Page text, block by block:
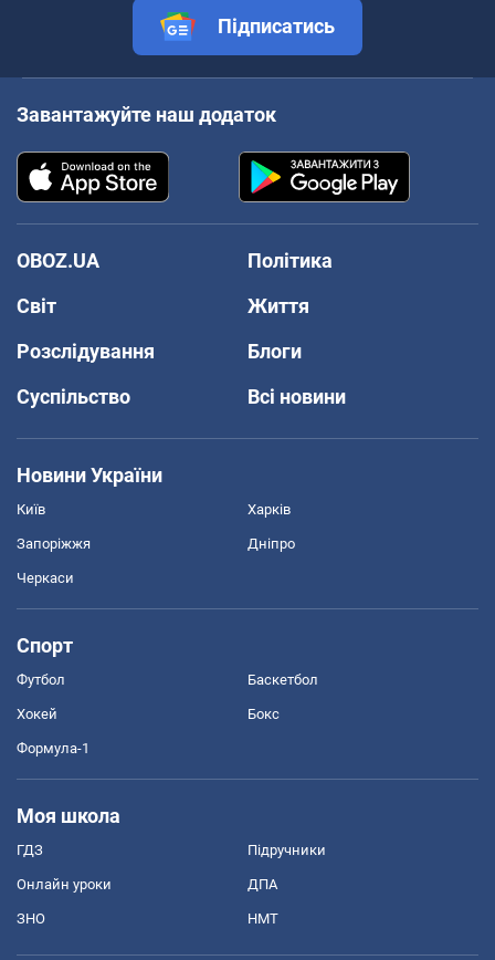
Підписатись
Завантажуйте наш додаток
OBOZ.UA
Політика
Світ
Життя
Розслідування
Блоги
Суспільство
Всі новини
Новини України
Київ Харків
Запоріжжя Дніпро
Черкаси
Спорт
Футбол Баскетбол
Хокей Бокс
Формула-1
Моя школа
ГДЗ Підручники
Онлайн уроки ДПА
ЗНО НМТ